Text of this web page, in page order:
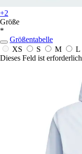
+2
Größe
*
Größentabelle
XS
S M L
Dieses Feld ist erforderlich